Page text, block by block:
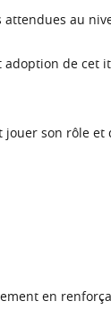
au
de cet
son rôle
en